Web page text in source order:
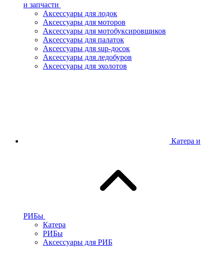
и запчасти
Аксессуары для лодок
Аксессуары для моторов
Аксессуары для мотобуксировщиков
Аксессуары для палаток
Аксессуары для sup-досок
Аксессуары для ледобуров
Аксессуары для эхолотов
Катера и
РИБы
Катера
РИБы
Аксессуары для РИБ